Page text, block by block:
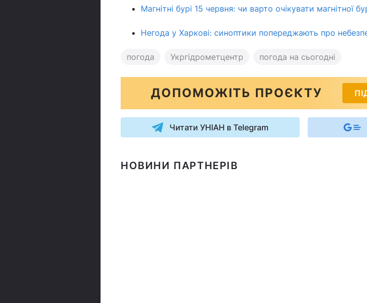
Магнітні бурі 15 червня: чи варто очікувати магнітної
Негода у Харкові: синоптики попереджають про
погода Укргідрометцентр погода на сьогодні
ДОПОМОЖІТЬ ПРОЄКТУ
Читати УНІАН в Telegram
НОВИНИ ПАРТНЕРІВ